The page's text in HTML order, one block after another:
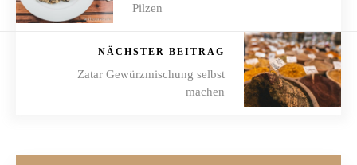
Pilzen
NÄCHSTER BEITRAG
Zatar Gewürzmischung selbst
machen